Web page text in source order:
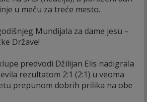
u meču za treće mesto.
Mundijala za dame jesu –
Države!
predvodi Džilijan Elis nadigrala
rezultatom 2:1 (2:1) u veoma
prepunom dobrih prilika na obe